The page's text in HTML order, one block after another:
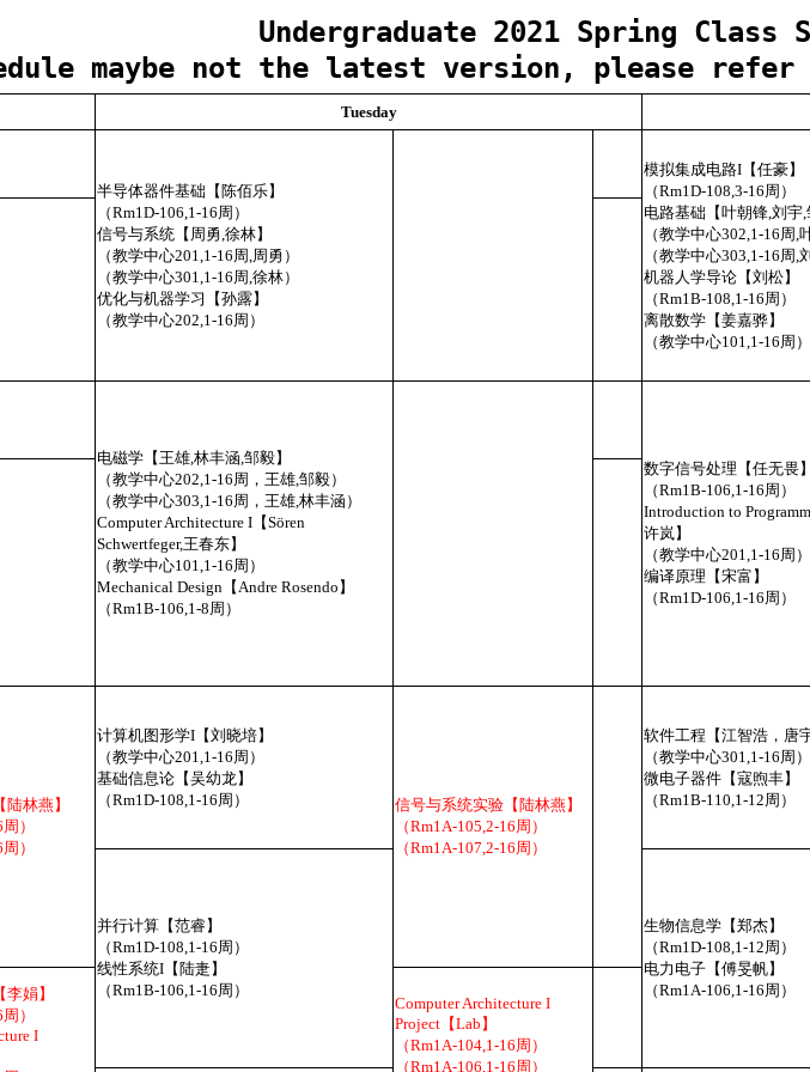
Undergraduate 2021 Spring Class
maybe not the latest version, please refer
Tuesday
半导体器件基础【陈佰乐】
（Rm1D-106,1-16周）
信号与系统【周勇,徐林】
（教学中心201,1-16周,周勇）
（教学中心301,1-16周,徐林）
优化与机器学习【孙露】
（教学中心202,1-16周）
模拟集成电路I【任豪】
（Rm1D-108,3-16周）
电路基础【叶朝锋,刘宇
（教学中心302,1-16周
（教学中心303,1-16周,
机器人学导论【刘松】
（Rm1B-108,1-16周）
离散数学【姜嘉骅】
（教学中心101,1-16周）
电磁学【王雄,林丰涵,邹毅】
（教学中心202,1-16周，王雄,邹毅）
（教学中心303,1-16周，王雄,林丰涵）
Computer Architecture I【Sören
Schwertfeger,王春东】
（教学中心101,1-16周）
Mechanical Design【Andre Rosendo】
（Rm1B-106,1-8周）
数字信号处理【任无畏
（Rm1B-106,1-16周）
Introduction to
许岚】
（教学中心201,1-16周）
编译原理【宋富】
（Rm1D-106,1-16周）
林燕】
）
）
计算机图形学I【刘晓培】
（教学中心201,1-16周）
基础信息论【吴幼龙】
（Rm1D-108,1-16周）
信号与系统实验【陆林燕】
（Rm1A-105,2-16周）
（Rm1A-107,2-16周）
软件工程【江智浩，唐
（教学中心301,1-16周）
微电子器件【寇煦丰】
（Rm1B-110,1-12周）
并行计算【范睿】
（Rm1D-108,1-16周）
线性系统I【陆疌】
（Rm1B-106,1-16周）
生物信息学【郑杰】
（Rm1D-108,1-12周）
电力电子【傅旻帆】
（Rm1A-106,1-16周）
娟】
）
I
Computer Architecture I
Project【Lab】
（Rm1A-104,1-16周）
（Rm1A-106,1-16周）